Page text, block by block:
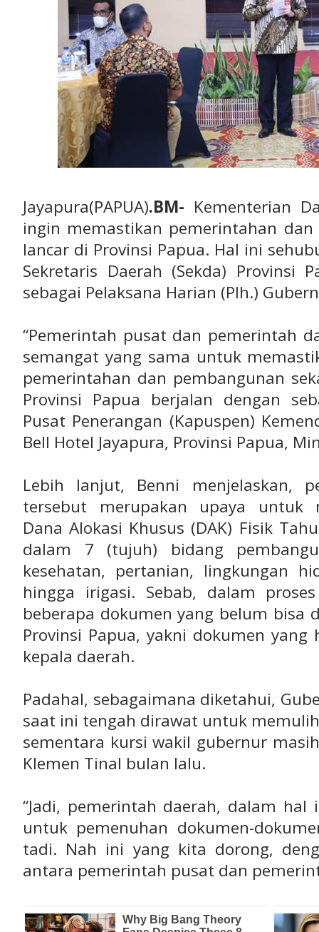
Jayapura(PAPUA).BM- Kementerian
ingin memastikan pemerintahan
lancar di Provinsi Papua. Hal ini
Sekretaris Daerah (Sekda) Provinsi
sebagai Pelaksana Harian (Plh.)
“Pemerintah pusat dan pemerintah
semangat yang sama untuk
pemerintahan dan pembangunan
Provinsi Papua berjalan dengan
Pusat Penerangan (Kapuspen)
Bell Hotel Jayapura, Provinsi Papua,
Lebih lanjut, Benni menjelaskan,
tersebut merupakan upaya untuk
Dana Alokasi Khusus (DAK) Fisik
dalam 7 (tujuh) bidang
kesehatan, pertanian, lingkungan
hingga irigasi. Sebab, dalam
beberapa dokumen yang belum bisa
Provinsi Papua, yakni dokumen
kepala daerah.
Padahal, sebagaimana diketahui,
saat ini tengah dirawat untuk
sementara kursi wakil gubernur
Klemen Tinal bulan lalu.
“Jadi, pemerintah daerah, dalam hal
untuk pemenuhan dokumen-
tadi. Nah ini yang kita dorong,
antara pemerintah pusat dan